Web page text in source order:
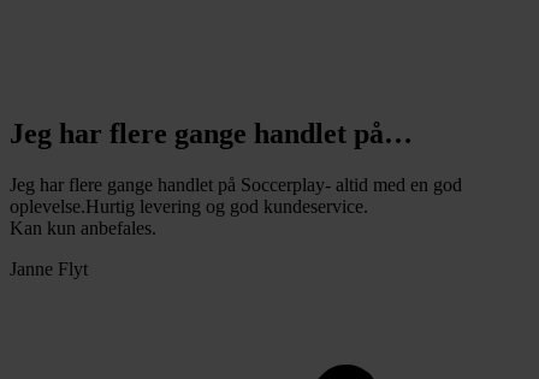
Jeg har flere gange handlet på…
Jeg har flere gange handlet på Soccerplay- altid med en god
oplevelse.Hurtig levering og god kundeservice.
Kan kun anbefales.
Janne Flyt